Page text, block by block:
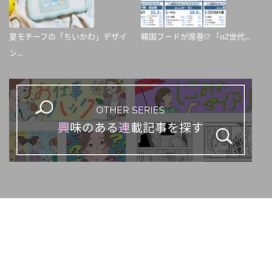
夏モチーフの「ちいかわ」デザイ
ン...
韓国フードが席巻!? 「αZ世代...